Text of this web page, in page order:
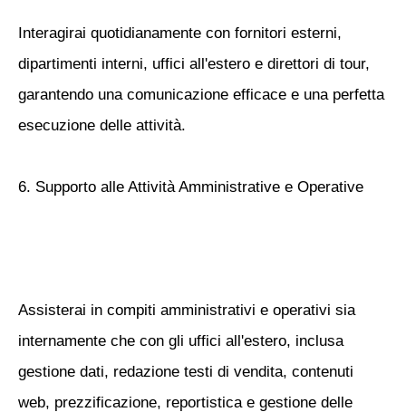
Interagirai quotidianamente con fornitori esterni,
dipartimenti interni, uffici all'estero e direttori di tour,
garantendo una comunicazione efficace e una perfetta
esecuzione delle attività.
6. Supporto alle Attività Amministrative e Operative
Assisterai in compiti amministrativi e operativi sia
internamente che con gli uffici all'estero, inclusa
gestione dati, redazione testi di vendita, contenuti
web, prezzificazione, reportistica e gestione delle